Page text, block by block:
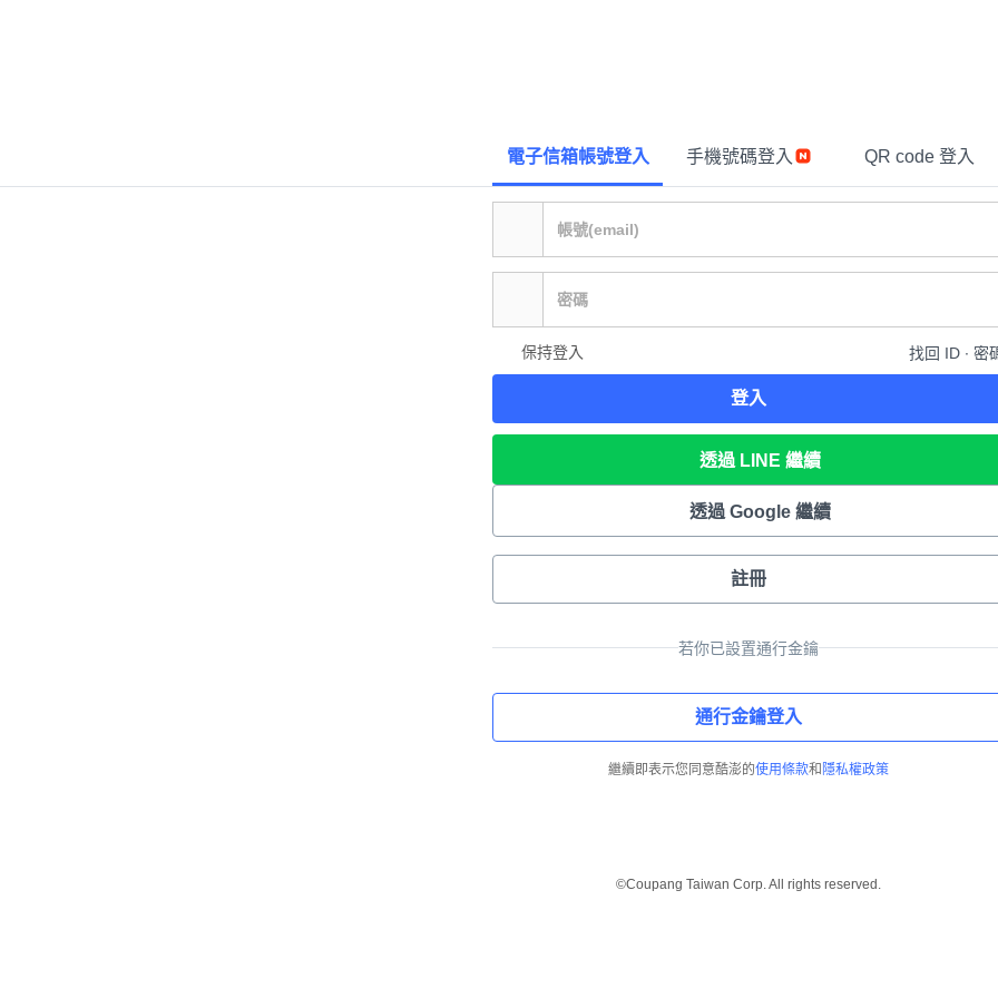
電子信箱帳號登入 手機號碼登入 QR code 登入
保持登入 找回 ID ∙ 密
登入
透過 LINE 繼續
透過 Google 繼續
註冊
若你已設置通行金鑰
通行金鑰登入
繼續即表示您同意酷澎的使用條款和 隱私權政策
©Coupang Taiwan Corp. All rights reserved.